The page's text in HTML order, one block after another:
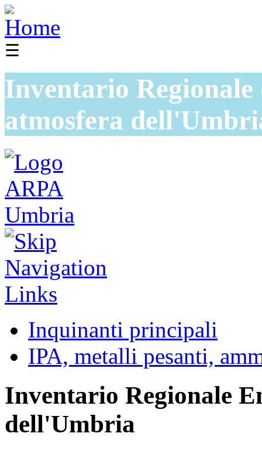
☰
Inventario
atmosfera
Inquinanti principali
IPA, metalli pesanti,
Inventario Regionale
dell'Umbria